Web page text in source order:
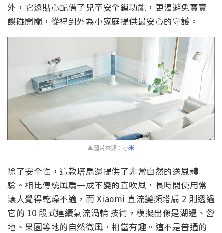
外，它還貼心配備了兒童安全鎖功能，更渴避免寶寶
誤碰開關，從裡到外為小家庭提供最安心的守護。
▲圖片來源： 小米
除了安全性，這款塔扇還提供了非常自然的送風體
驗。相比傳統風扇一成不變的直吹風，長時間使用常
讓人覺得乾燥不適，而 Xiaomi 直流變頻塔扇 2 則透過
它的 10 段式連續氣流渦輪 技術，模擬出像是湖邊、營
地、果園等地的自然微風，相當有趣。這不是普通的